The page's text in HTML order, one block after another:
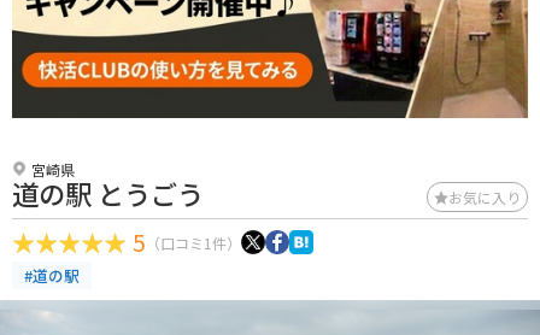
宮崎県
道の駅 とうごう お気に入り
5 （口コミ1件）
#道の駅